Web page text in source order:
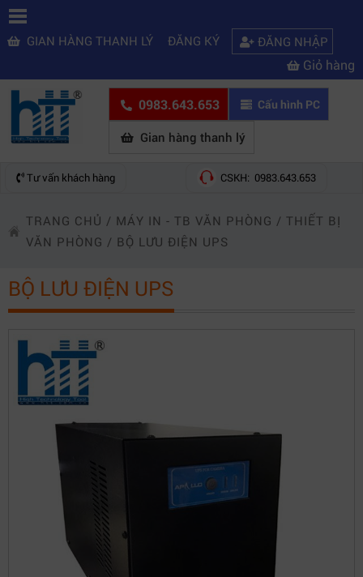
GIAN HÀNG THANH LÝ ĐĂNG KÝ ĐĂNG NHẬP
Giỏ hàng
0983.643.653 Cấu hình PC
Gian hàng thanh lý
Tư vấn khách hàng CSKH: 0983.643.653
TRANG CHỦ / MÁY IN - TB VĂN PHÒNG / THIẾT BỊ
VĂN PHÒNG / BỘ LƯU ĐIỆN UPS
BỘ LƯU ĐIỆN UPS